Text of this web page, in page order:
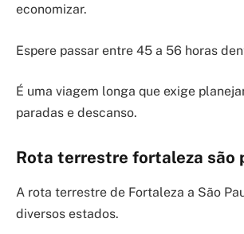
economizar.
Espere passar entre 45 a 56 horas
É uma viagem longa que exige
paradas e descanso.
Rota terrestre fortaleza são
A rota terrestre de Fortaleza a São
diversos estados.